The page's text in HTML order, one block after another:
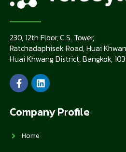
230, 12th Floor, C.S. Tower,
Ratchadaphisek Road, Huai
Huai Khwang District, Bangkok,
Company Profile
Home